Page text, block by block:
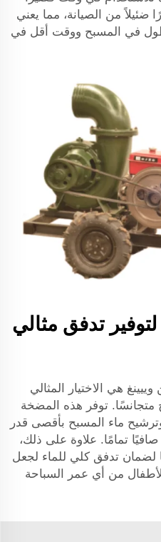
من الصيانة، مما يعني
في المسبح ووقت أقل في
تدفق مثالي
هي الاختيار المثالي
متجانسًا. توفر هذه المضخة
ماء المسبح بأقصى قدر
تمامًا. علاوة على ذلك،
تدفق كلي للماء لجعل
من أي عمر السباحة